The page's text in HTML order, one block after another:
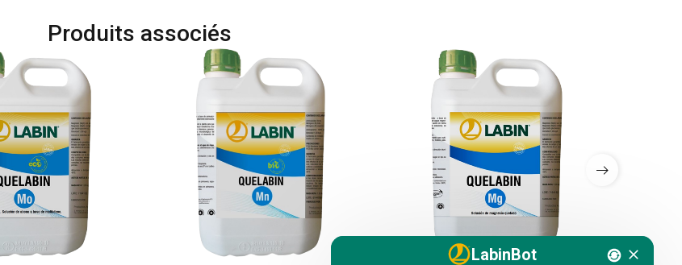
Produits associés
LabinBot
Bonjour. Je suis LABINbot,
l'assistant technique en nutrition
végétale de LABIN.
Comment puis-je vous aider ?
Bonjour. Je suis là pour vous
fertilisation et la nutrition